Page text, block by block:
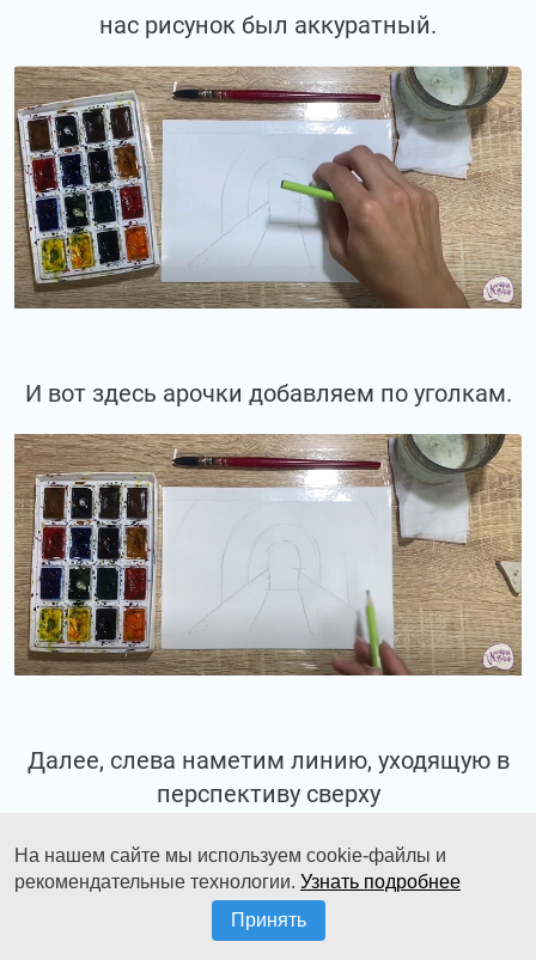
нас рисунок был аккуратный.
И вот здесь арочки добавляем по уголкам.
Далее, слева наметим линию, уходящую в
перспективу сверху
навстречу другой линии.
На нашем сайте мы используем cookie-файлы и
рекомендательные технологии. Узнать подробнее
Принять